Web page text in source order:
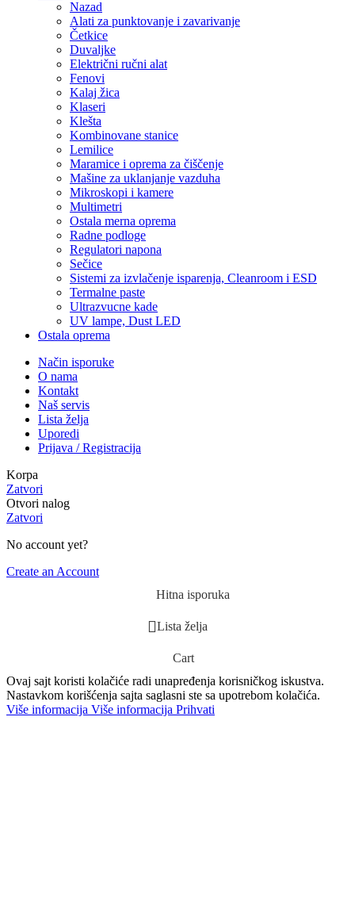
Nazad
Alati za punktovanje i zavarivanje
Četkice
Duvaljke
Električni ručni alat
Fenovi
Kalaj žica
Klaseri
Klešta
Kombinovane stanice
Lemilice
Maramice i oprema za čiščenje
Mašine za uklanjanje vazduha
Mikroskopi i kamere
Multimetri
Ostala merna oprema
Radne podloge
Regulatori napona
Sečice
Sistemi za izvlačenje isparenja, Cleanroom i ESD
Termalne paste
Ultrazvucne kade
UV lampe, Dust LED
Ostala oprema
Način isporuke
O nama
Kontakt
Naš servis
Lista želja
Uporedi
Prijava / Registracija
Korpa
Zatvori
Otvori nalog
Zatvori
No account yet?
Create an Account
Hitna isporuka
Lista želja
Cart
Ovaj sajt koristi kolačiće radi unapređenja korisničkog iskustva.
Nastavkom korišćenja sajta saglasni ste sa upotrebom kolačića.
Više informacija Više informacija Prihvati